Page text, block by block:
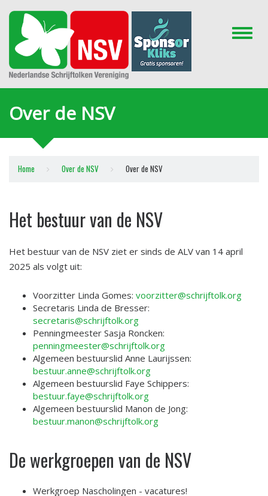
Toggle
Over de NSV
Home Over de NSV Over de NSV
Het bestuur van de NSV
Het bestuur van de NSV ziet er sinds de ALV van 14 april
2025 als volgt uit:
Voorzitter Linda Gomes: voorzitter@schrijftolk.org
Secretaris Linda de Bresser:
secretaris@schrijftolk.org
Penningmeester Sasja Roncken:
penningmeester@schrijftolk.org
Algemeen bestuurslid Anne Laurijssen:
bestuur.anne@schrijftolk.org
Algemeen bestuurslid Faye Schippers:
bestuur.faye@schrijftolk.org
Algemeen bestuurslid Manon de Jong:
bestuur.manon@schrijftolk.org
De werkgroepen van de NSV
Werkgroep Nascholingen - vacatures!